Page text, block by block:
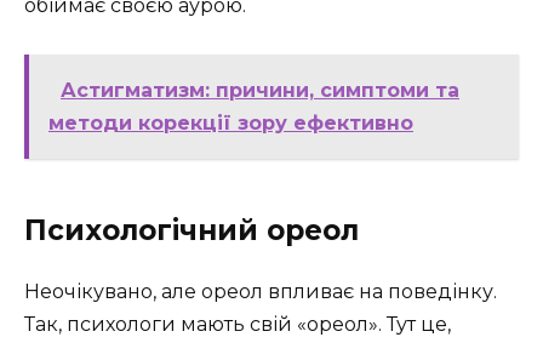
обіймає своєю аурою.
Астигматизм: причини, симптоми та
методи корекції зору ефективно
Психологічний ореол
Неочікувано, але ореол впливає на поведінку.
Так, психологи мають свій «ореол». Тут це,